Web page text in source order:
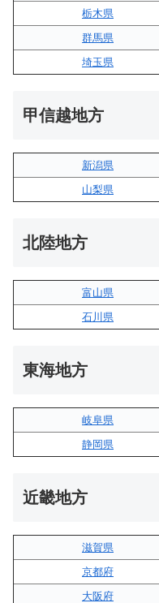
栃木県
群馬県
埼玉県
甲信越地方
新潟県
山梨県
北陸地方
富山県
石川県
東海地方
岐阜県
静岡県
近畿地方
滋賀県
京都府
大阪府